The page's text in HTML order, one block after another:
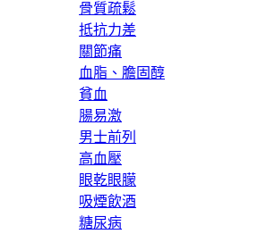
骨質疏鬆
抵抗力差
關節痛
血脂、膽固醇
貧血
腸易激
男士前列
高血壓
眼乾眼朦
吸煙飲酒
糖尿病